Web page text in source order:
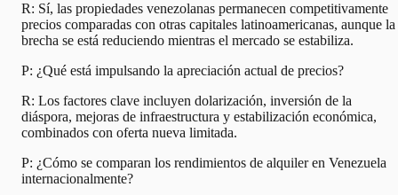
R: Sí, las propiedades venezolanas permanecen competitivamente
precios comparadas con otras capitales latinoamericanas, aunque la
brecha se está reduciendo mientras el mercado se estabiliza.
P: ¿Qué está impulsando la apreciación actual de precios?
R: Los factores clave incluyen dolarización, inversión de la
diáspora, mejoras de infraestructura y estabilización económica,
combinados con oferta nueva limitada.
P: ¿Cómo se comparan los rendimientos de alquiler en Venezuela
internacionalmente?